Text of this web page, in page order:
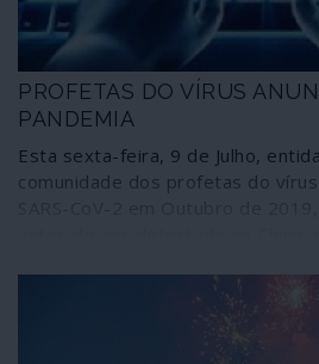
PROFETAS DO VÍRUS
PANDEMIA
Esta sexta-feira, 9 de Julho,
comunidade dos profetas do
ser a próxima pandemia, uma
dimensão que,